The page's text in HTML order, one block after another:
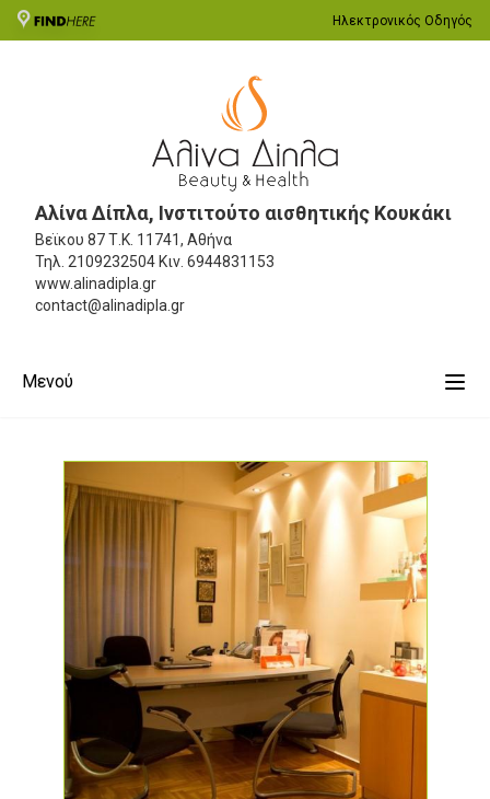
Ηλεκτρονικός Οδηγός
Αλίνα Δίπλα, Iνστιτούτο αισθητικής Κουκάκι
Βεϊκου 87Τ.Κ. 11741, Αθήνα
Τηλ. 2109232504 Κιν. 6944831153
www.alinadipla.gr
contact@alinadipla.gr
Μενού